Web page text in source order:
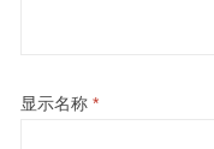
显示名称 *